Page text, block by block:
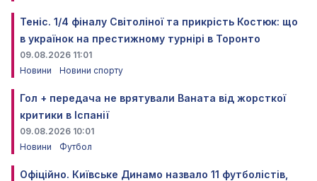
Теніс. 1/4 фіналу Світоліної та прикрість Костюк: що
в українок на престижному турнірі в Торонто
09.08.2026 11:01
Новини
Новини спорту
Гол + передача не врятували Ваната від жорсткої
критики в Іспанії
09.08.2026 10:01
Новини
Футбол
Офіційно. Київське Динамо назвало 11 футболістів,